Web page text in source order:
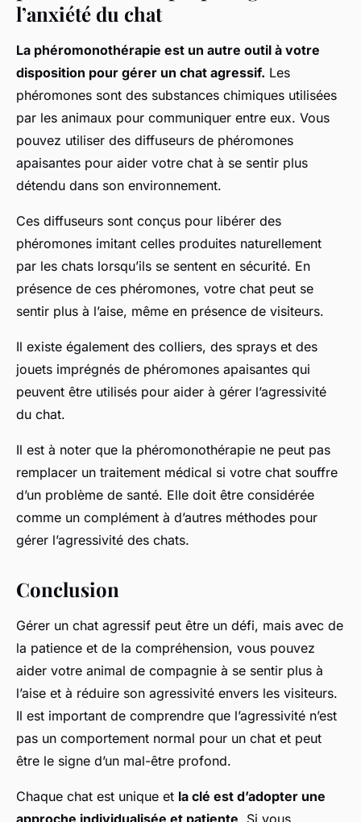
l’anxiété du chat
La phéromonothérapie est un autre outil à votre
disposition pour gérer un chat agressif. Les
phéromones sont des substances chimiques utilisées
par les animaux pour communiquer entre eux. Vous
pouvez utiliser des diffuseurs de phéromones
apaisantes pour aider votre chat à se sentir plus
détendu dans son environnement.
Ces diffuseurs sont conçus pour libérer des
phéromones imitant celles produites naturellement
par les chats lorsqu’ils se sentent en sécurité. En
présence de ces phéromones, votre chat peut se
sentir plus à l’aise, même en présence de visiteurs.
Il existe également des colliers, des sprays et des
jouets imprégnés de phéromones apaisantes qui
peuvent être utilisés pour aider à gérer l’agressivité
du chat.
Il est à noter que la phéromonothérapie ne peut pas
remplacer un traitement médical si votre chat souffre
d’un problème de santé. Elle doit être considérée
comme un complément à d’autres méthodes pour
gérer l’agressivité des chats.
Conclusion
Gérer un chat agressif peut être un défi, mais avec de
la patience et de la compréhension, vous pouvez
aider votre animal de compagnie à se sentir plus à
l’aise et à réduire son agressivité envers les visiteurs.
Il est important de comprendre que l’agressivité n’est
pas un comportement normal pour un chat et peut
être le signe d’un mal-être profond.
Chaque chat est unique et la clé est d’adopter une